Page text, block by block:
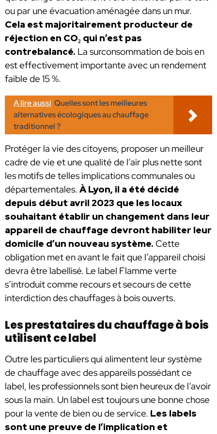
ou par une évacuation aménagée dans un mur.
Cela est majoritairement producteur de
réjection en CO₂ qui n’est pas
contrebalancé. La surconsommation de bois en
est effectivement importante avec un rendement
faible de 15 %.
A lire aussi Quelles sont les meilleures
alternatives écologiques au chauffage
traditionnel ?
Protéger la vie des citoyens, proposer un meilleur
cadre de vie et une qualité de l’air plus nette sont
les motifs de telles implications communales ou
départementales. À Lyon, il a été décidé
depuis début avril 2023 que les locaux
souhaitant établir un changement dans leur
appareil de chauffage devront habiliter leur
domicile d’un nouveau système. Cette
obligation met en avant le fait que l’appareil choisi
devra être labellisé. Le label Flamme verte
s’introduit comme recours et secours de cette
interdiction des chauffages à bois ouverts.
Les prestataires du chauffage à bois
utilisent ce label
Outre les particuliers qui alimentent leur système
de chauffage avec des appareils possédant ce
label, les professionnels sont bien heureux de l’avoir
sous la main. Un label est toujours une bonne chose
pour la vente de bien ou de service. Les labels
sont une preuve de l’implication et